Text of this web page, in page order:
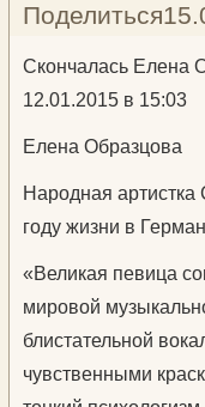
Поделиться
Скончалась Елена
12.01.2015 в 15:03
Елена Образцова
Народная
году жизни в
«Великая певица
мировой
блистательной
чувственными